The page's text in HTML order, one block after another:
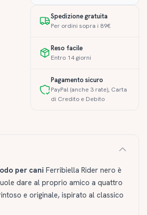
Spedizione gratuita
Per ordini sopra i 89€
Reso facile
Entro 14 giorni
Pagamento sicuro
PayPal (anche 3 rate), Carta
di Credito e Debito
per cani Ferribiella Rider nero è
dare al proprio amico a quattro
e originale, ispirato al classico